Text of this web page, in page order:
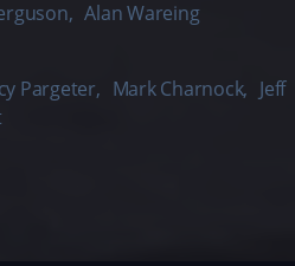
, Alan Wareing
Pargeter, Mark Charnock, Jeff